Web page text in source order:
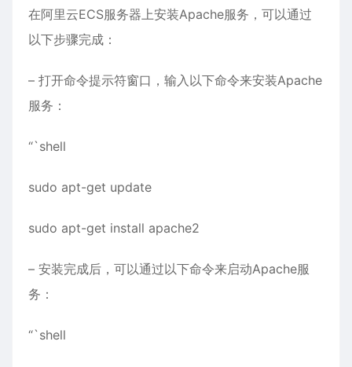
在阿里云ECS服务器上安装Apache服务，可以通过
以下步骤完成：
– 打开命令提示符窗口，输入以下命令来安装Apache
服务：
“`shell
sudo apt-get update
sudo apt-get install apache2
– 安装完成后，可以通过以下命令来启动Apache服
务：
“`shell